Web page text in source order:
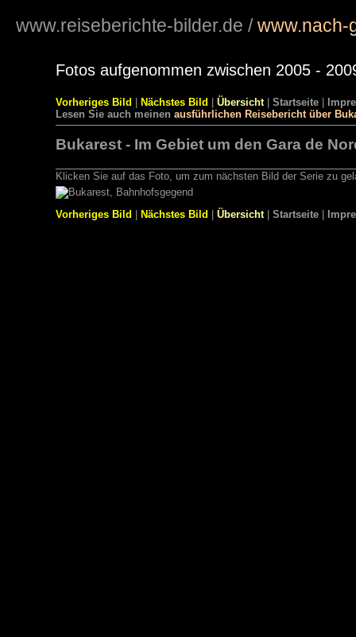
www.reiseberichte-bilder.de /www.nach-
Fotos aufgenommen zwischen 2005 -
Vorheriges Bild | Nächstes Bild | Übersicht| Startseite |
Lesen Sie auch meinen ausführlichen Reisebericht über
Bukarest - Im Gebiet um den Gara de
Klicken Sie auf das Foto, um zum nächsten Bild der Serie zu
Vorheriges Bild Nächstes Bild Übersicht| Startseite